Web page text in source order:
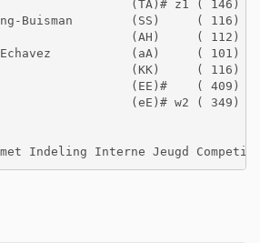
(TA)# z1 ( 146)
Buisman        (SS)     ( 116)
(AH)     ( 112)
(aA)     ( 101)
(KK)     ( 116)
(EE)#    ( 409)
(eE)# w2 (